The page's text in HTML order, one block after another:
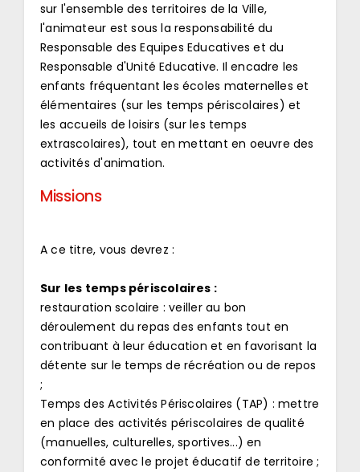
sur l'ensemble des territoires de la Ville,
l'animateur est sous la responsabilité du
Responsable des Equipes Educatives et du
Responsable d'Unité Educative. Il encadre les
enfants fréquentant les écoles maternelles et
élémentaires (sur les temps périscolaires) et
les accueils de loisirs (sur les temps
extrascolaires), tout en mettant en oeuvre des
activités d'animation.
Missions
A ce titre, vous devrez :
Sur les temps périscolaires :
restauration scolaire : veiller au bon
déroulement du repas des enfants tout en
contribuant à leur éducation et en favorisant la
détente sur le temps de récréation ou de repos
;
Temps des Activités Périscolaires (TAP) : mettre
en place des activités périscolaires de qualité
(manuelles, culturelles, sportives...) en
conformité avec le projet éducatif de territoire ;